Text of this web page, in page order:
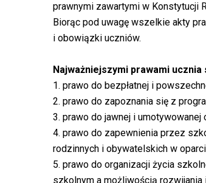
prawnymi zawartymi w Konstytucji
Biorąc pod uwagę wszelkie akty
i obowiązki uczniów.
Najważniejszymi prawami ucznia
1. prawo do bezpłatnej i
2. prawo do zapoznania się z
3. prawo do jawnej i
4. prawo do zapewnienia przez
rodzinnych i obywatelskich w
5. prawo do organizacji życia
szkolnym a możliwością rozwijania